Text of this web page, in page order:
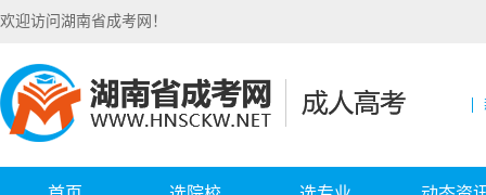
欢迎访问湖南省成考网！